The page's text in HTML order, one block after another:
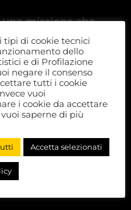
missione che
di ridare
dentale molto più
tipi di cookie tecnici
dello
e di Profilazione
negare il consenso
tutti i cookie
vuoi
i cookie da accettare
saperne di più
Accetta selezionati